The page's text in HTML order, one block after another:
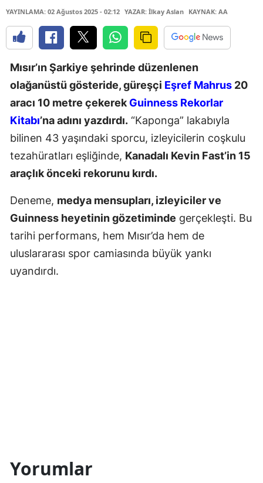
YAYINLAMA: 02 Ağustos 2025 - 02:12 YAZAR: İlkay Aslan KAYNAK: AA
Mısır’ın Şarkiye şehrinde düzenlenen
olağanüstü gösteride, güreşçi Eşref Mahrus 20
aracı 10 metre çekerekGuinness Rekorlar
Kitabı’na adını yazdırdı. “Kaponga” lakabıyla
bilinen 43 yaşındaki sporcu, izleyicilerin coşkulu
tezahüratları eşliğinde, Kanadalı Kevin Fast’in 15
araçlık önceki rekorunu kırdı.
Deneme, medya mensupları, izleyiciler ve
Guinness heyetinin gözetiminde gerçekleşti. Bu
tarihi performans, hem Mısır’da hem de
uluslararası spor camiasında büyük yankı
uyandırdı.
Yorumlar